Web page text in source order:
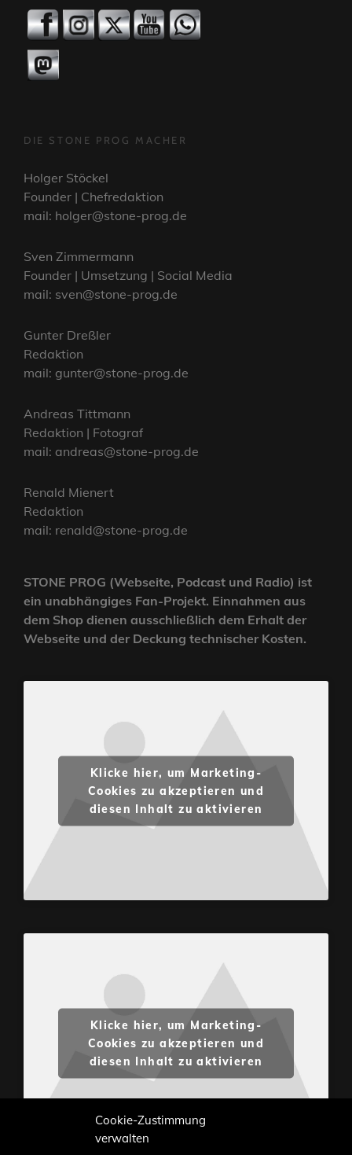
Cookie-Zustimmung
verwalten
DIE STONE PROG MACHER
Holger Stöckel
Founder | Chefredaktion
mail: holger@stone-prog.de
Sven Zimmermann
Founder | Umsetzung | Social Media
mail: sven@stone-prog.de
Gunter Dreßler
Redaktion
mail: gunter@stone-prog.de
Andreas Tittmann
Redaktion | Fotograf
mail: andreas@stone-prog.de
Renald Mienert
Redaktion
mail: renald@stone-prog.de
STONE PROG (Webseite, Podcast und Radio) ist
ein unabhängiges Fan-Projekt. Einnahmen aus
dem Shop dienen ausschließlich dem Erhalt der
Webseite und der Deckung technischer Kosten.
Klicke hier, um Marketing-
Cookies zu akzeptieren und
diesen Inhalt zu aktivieren
Klicke hier, um Marketing-
Cookies zu akzeptieren und
diesen Inhalt zu aktivieren